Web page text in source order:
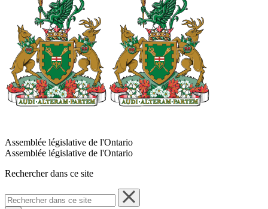
Assemblée législative de l'Ontario
Assemblée législative de l'Ontario
Rechercher dans ce site
Rechercher
dans